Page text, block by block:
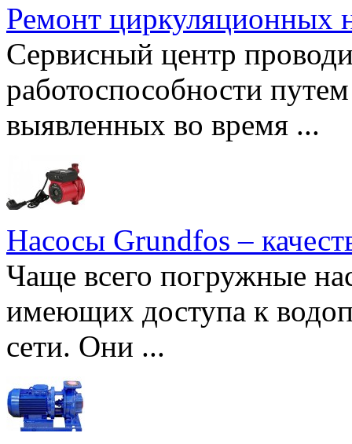
Ремонт циркуляционных
Сервисный центр
работоспособности
выявленных во время ...
Насосы Grundfos –
Чаще всего погружные
имеющих доступа к
сети. Они ...